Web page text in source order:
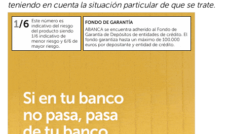
teniendo en cuenta la situación particular de que se trate.